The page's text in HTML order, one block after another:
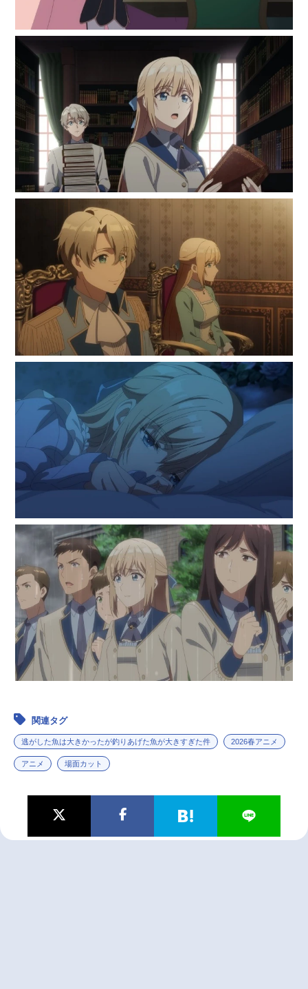
関連タグ
逃がした魚は大きかったが釣りあげた魚が大きすぎた件 2026春アニメ
アニメ 場面カット